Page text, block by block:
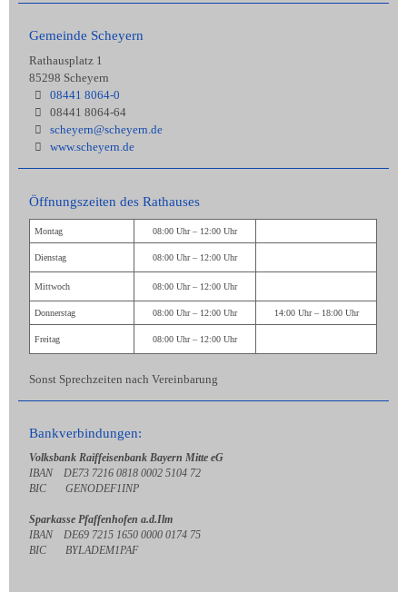
Gemeinde Scheyern
Rathausplatz 1
85298 Scheyern
08441 8064-0
08441 8064-64
scheyern@scheyern.de
www.scheyern.de
Öffnungszeiten des Rathauses
Montag 08:00 Uhr – 12:00 Uhr
Dienstag 08:00 Uhr – 12:00 Uhr
Mittwoch 08:00 Uhr – 12:00 Uhr
Donnerstag 08:00 Uhr – 12:00 Uhr 14:00 Uhr – 18:00 Uhr
Freitag 08:00 Uhr – 12:00 Uhr
Sonst Sprechzeiten nach Vereinbarung
Bankverbindungen:
Volksbank Raiffeisenbank Bayern Mitte eG
IBAN DE73 7216 0818 0002 5104 72
BIC GENODEF1INP
Sparkasse Pfaffenhofen a.d.Ilm
IBAN DE69 7215 1650 0000 0174 75
BIC BYLADEM1PAF